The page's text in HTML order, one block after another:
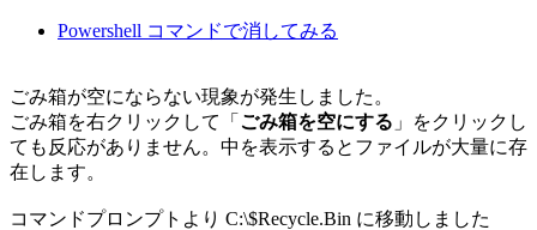
Powershell コマンドで消してみる
ごみ箱が空にならない現象が発生しました。
ごみ箱を右クリックして「 ごみ箱を空にする 」をクリックし
ても反応がありません。中を表示するとファイルが大量に存
在します。
コマンドプロンプトより C:\$Recycle.Bin に移動しました